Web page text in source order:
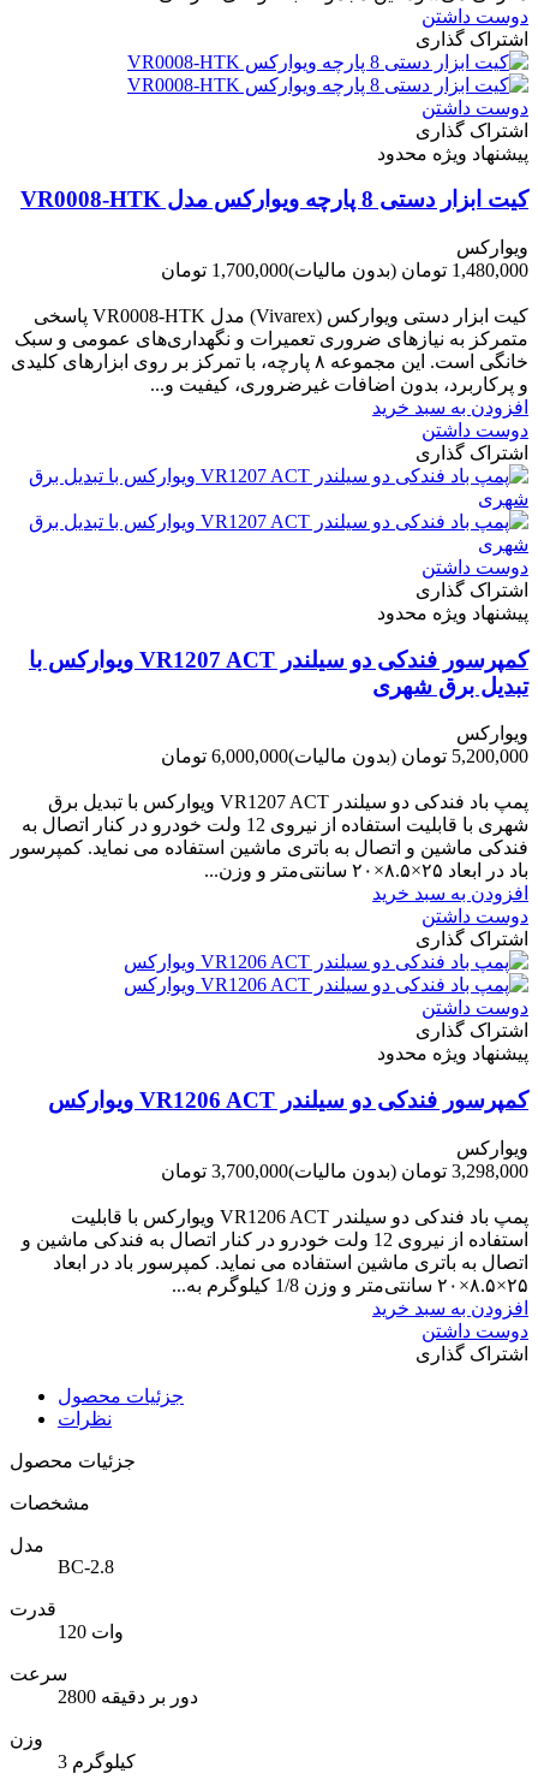
دوست داشتن
اشتراک گذاری
دوست داشتن
اشتراک گذاری
پیشنهاد ویژه محدود
کیت ابزار دستی 8 پارچه ویوارکس مدل VR0008-HTK
ویوارکس
1,480,000 تومان
(بدون مالیات)1,700,000 تومان
کیت ابزار دستی ویوارکس (Vivarex) مدل VR0008-HTK پاسخی
متمرکز به نیازهای ضروری تعمیرات و نگهداری‌های عمومی و سبک
خانگی است. این مجموعه ۸ پارچه، با تمرکز بر روی ابزارهای کلیدی
و پرکاربرد، بدون اضافات غیرضروری، کیفیت و...
افزودن به سبد خرید
دوست داشتن
اشتراک گذاری
دوست داشتن
اشتراک گذاری
پیشنهاد ویژه محدود
کمپرسور فندکی دو سیلندر VR1207 ACT ویوارکس با
تبدیل برق شهری
ویوارکس
5,200,000 تومان
(بدون مالیات)6,000,000 تومان
پمپ باد فندکی دو سیلندر VR1207 ACT ویوارکس با تبدیل برق
شهری با قابلیت استفاده از نیروی 12 ولت خودرو در کنار اتصال به
فندکی ماشین و اتصال به باتری ماشین استفاده می نماید. کمپرسور
باد در ابعاد ۲۵×۸.۵×۲۰ سانتی‌متر و وزن...
افزودن به سبد خرید
دوست داشتن
اشتراک گذاری
دوست داشتن
اشتراک گذاری
پیشنهاد ویژه محدود
کمپرسور فندکی دو سیلندر VR1206 ACT ویوارکس
ویوارکس
3,298,000 تومان
(بدون مالیات)3,700,000 تومان
پمپ باد فندکی دو سیلندر VR1206 ACT ویوارکس با قابلیت
استفاده از نیروی 12 ولت خودرو در کنار اتصال به فندکی ماشین و
اتصال به باتری ماشین استفاده می نماید. کمپرسور باد در ابعاد
۲۵×۸.۵×۲۰ سانتی‌متر و وزن 1/8 کیلوگرم به...
افزودن به سبد خرید
دوست داشتن
اشتراک گذاری
جزئیات محصول
نظرات
جزئیات محصول
مشخصات
مدل
BC-2.8
قدرت
120 وات
سرعت
2800 دور بر دقیقه
وزن
3 کیلوگرم